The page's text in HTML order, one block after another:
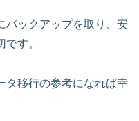
バックアップを取り、安
す。
タ移行の参考になれば幸